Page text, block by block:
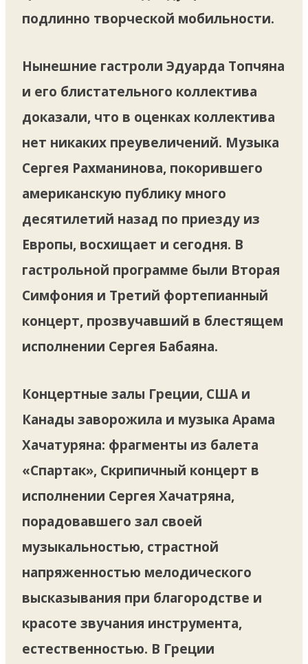
подлинно творческой мобильности.
Нынешние гастроли Эдуарда Топчяна
и его блистательного коллектива
доказали, что в оценках коллектива
нет никаких преувеличений. Музыка
Сергея Рахманинова, покорившего
американскую публику много
десятилетий назад по приезду из
Европы, восхищает и сегодня. В
гастрольной программе были Вторая
Симфония и Третий фортепианный
концерт, прозвучавший в блестящем
исполнении Сергея Бабаяна.
Концертные залы Греции, США и
Канады заворожила и музыка Арама
Хачатуряна: фрагменты из балета
«Спартак», Скрипичный концерт в
исполнении Сергея Хачатряна,
порадовавшего зал своей
музыкальностью, страстной
напряженностью мелодического
высказывания при благородстве и
красоте звучания инструмента,
естественностью. В Греции